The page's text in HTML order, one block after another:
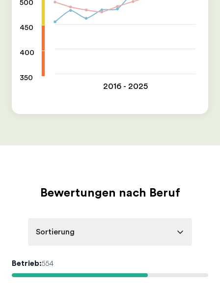
500
450
400
350
2016 - 2025
Bewertungen nach Beruf
Sortierung
Betrieb:554